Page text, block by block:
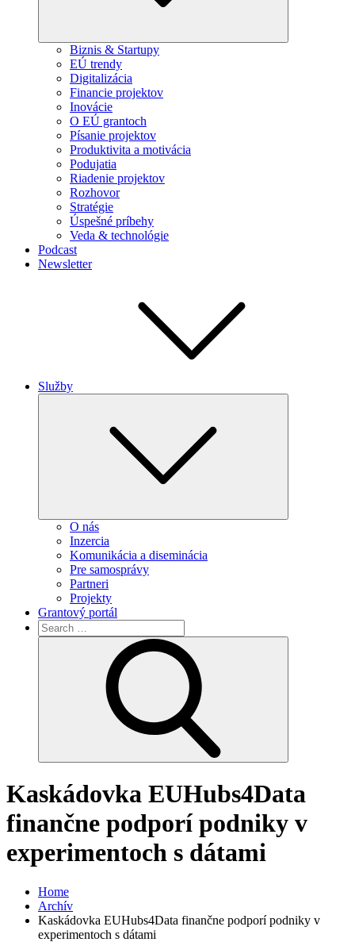
Biznis & Startupy
EÚ trendy
Digitalizácia
Financie projektov
Inovácie
O EÚ grantoch
Písanie projektov
Produktivita a motivácia
Podujatia
Riadenie projektov
Rozhovor
Stratégie
Úspešné príbehy
Veda & technológie
Podcast
Newsletter
Služby
O nás
Inzercia
Komunikácia a diseminácia
Pre samosprávy
Partneri
Projekty
Grantový portál
Search
for:
Kaskádovka EUHubs4Data
finančne podporí podniky v
experimentoch s dátami
Home
Archív
Kaskádovka EUHubs4Data finančne podporí podniky v
experimentoch s dátami